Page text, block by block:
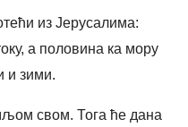
из Јерусалима:
а половина ка мору
и зими.
свом. Тога ће дана